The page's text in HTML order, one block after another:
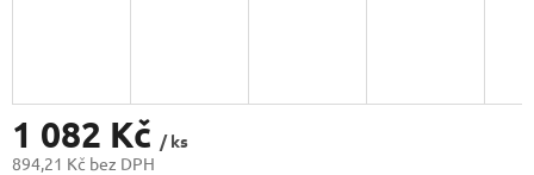
1 082 Kč / ks
894,21 Kč bez DPH